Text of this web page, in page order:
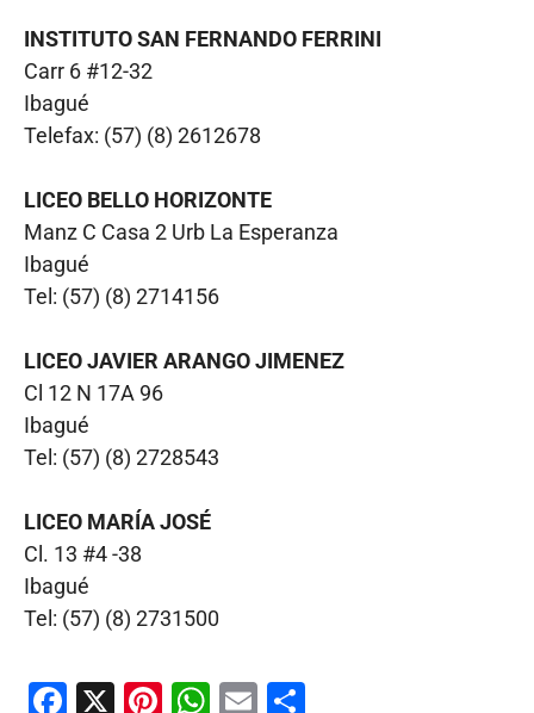
INSTITUTO SAN FERNANDO FERRINI
Carr 6 #12-32
Ibagué
Telefax: (57) (8) 2612678
LICEO BELLO HORIZONTE
Manz C Casa 2 Urb La Esperanza
Ibagué
Tel: (57) (8) 2714156
LICEO JAVIER ARANGO JIMENEZ
Cl 12 N 17A 96
Ibagué
Tel: (57) (8) 2728543
LICEO MARÍA JOSÉ
Cl. 13 #4 -38
Ibagué
Tel: (57) (8) 2731500
F
X
Pi W E